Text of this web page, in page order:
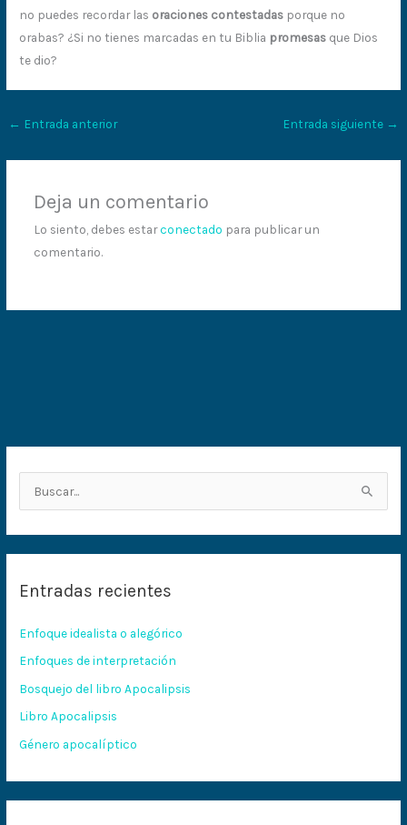
no puedes recordar las oraciones contestadas porque no
orabas? ¿Si no tienes marcadas en tu Biblia promesas que Dios
te dio?
← Entrada anterior Entrada siguiente →
Deja un comentario
Lo siento, debes estarconectado para publicar un
comentario.
a
p
o
r
:
Entradas recientes
Enfoque idealista o alegórico
Enfoques de interpretación
Bosquejo del libro Apocalipsis
Libro Apocalipsis
Género apocalíptico